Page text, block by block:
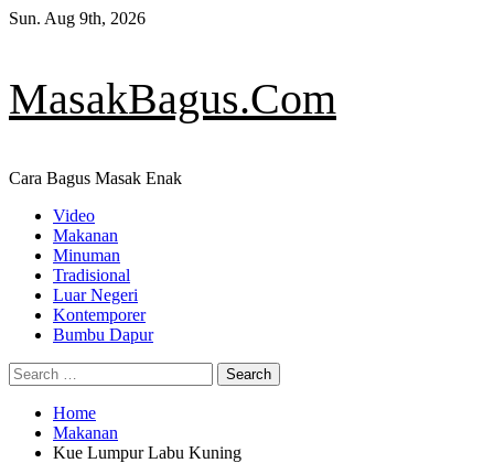
Skip
Sun. Aug 9th, 2026
MasakBagus.Com
Cara Bagus Masak Enak
Primary
Menu
Video
Makanan
Minuman
Tradisional
Luar Negeri
Kontemporer
Bumbu Dapur
Search
for:
Home
Makanan
Kue Lumpur Labu Kuning